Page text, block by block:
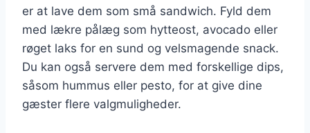
er at lave dem som små sandwich. Fyld dem
med lækre pålæg som hytteost, avocado eller
røget laks for en sund og velsmagende snack.
Du kan også servere dem med forskellige dips,
såsom hummus eller pesto, for at give dine
gæster flere valgmuligheder.